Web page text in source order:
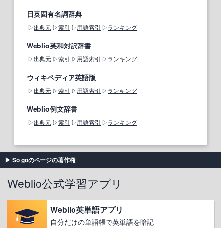
日英固有名詞辞典
出典元 索引 用語索引 ランキング
Weblio英和対訳辞書
出典元 索引 用語索引 ランキング
ウィキペディア英語版
出典元 索引 用語索引 ランキング
Weblio例文辞書
出典元 索引 用語索引 ランキング
So goのページの著作権
Weblio公式学習アプリ
Weblio英単語アプリ
自分だけの単語帳で英単語を暗記